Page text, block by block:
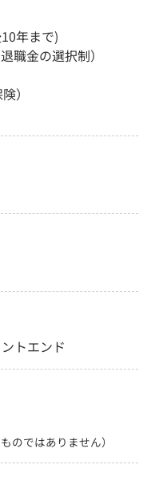
年まで)
職金の選択制）
）
トエンド
のではありません）